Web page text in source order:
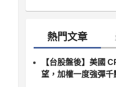
【台股盤後】美國
望，加權一度強彈千